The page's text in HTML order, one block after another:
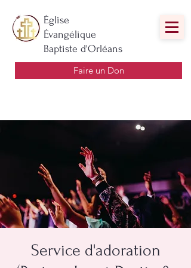
Église
Évangélique
Baptiste d'Orléans
Faire un Don
Service d'adoration